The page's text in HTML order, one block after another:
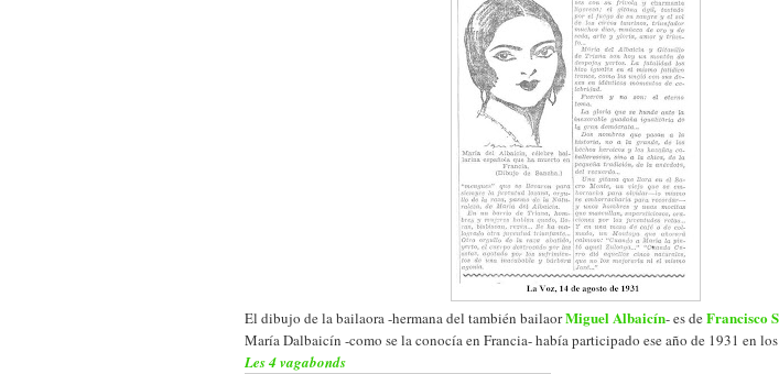
El dibujo de la bailaora -hermana del también bailaorMiguel Albaicín- es deFrancisco
María Dalbaicín -como se la conocía en Francia- había participado ese año de 1931 en
Les 4 vagabonds